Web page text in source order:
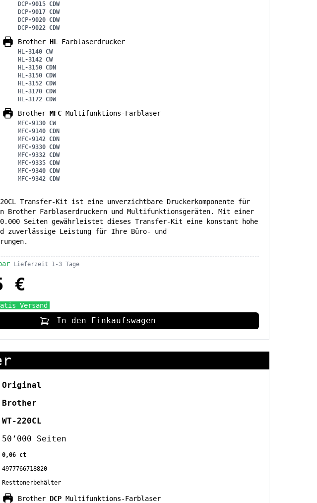
DCP-9015 CDW
DCP-9017 CDW
DCP-9020 CDW
DCP-9022 CDW
Brother HL Farblaserdrucker
HL-3140 CW
HL-3142 CW
HL-3150 CDN
HL-3150 CDW
HL-3152 CDW
HL-3170 CDW
HL-3172 CDW
Brother MFC Multifunktions-Farblaser
MFC-9130 CW
MFC-9140 CDN
MFC-9142 CDN
MFC-9330 CDW
MFC-9332 CDW
MFC-9335 CDW
MFC-9340 CDW
MFC-9342 CDW
Transfer-Kit ist eine unverzichtbare Druckerkomponente für
Brother Farblaserdruckern und Multifunktionsgeräten. Mit einer
Seiten gewährleistet dieses Transfer-Kit eine konstant hohe
zuverlässige Leistung für Ihre Büro- und
Lieferzeit 1-3 Tage
€
Versand
In den Einkaufswagen
Original
Brother
WT-220CL
50’000 Seiten
0,06 ct
4977766718820
Resttonerbehälter
Brother DCP Multifunktions-Farblaser